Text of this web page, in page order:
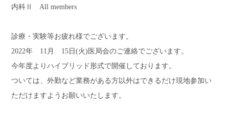
内科Ⅱ All members
診療・実験等お疲れ様でございます。
2022年 11 月 15 日(火) 医局会のご連絡でございます。
今年度よりハイブリッド形式で開催しております。
ついては、外勤など業務がある方以外はできるだけ現地参加い
ただけますようお願いいたします。